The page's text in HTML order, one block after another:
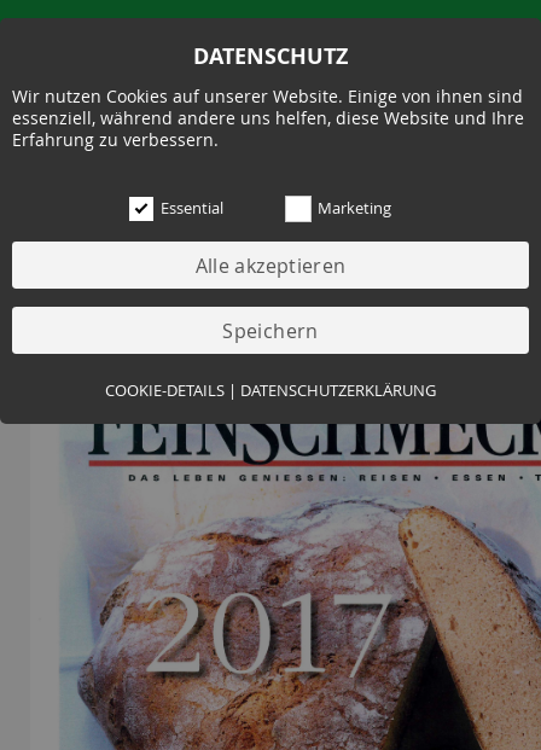
Der Feinschmecker 2017
DATENSCHUTZ
Wir nutzen Cookies auf unserer Website. Einige von ihnen sind
essenziell, während andere uns helfen, diese Website und Ihre
Erfahrung zu verbessern.
Essential Marketing
Essential (3)
Name:
Cookie Hinweis
Speichert die Cookie-Einstellungen des Besuchers
allowCookie
3 Monate
Session
Speichert die aktuelle Session des Besuchers
PHPSESSID
Dauer der Browsersitzung
Resolution
Speichert die Auflösung des Browserfensters
resolution
COOKIE-DETAILS | DATENSCHUTZERKLÄRUNG